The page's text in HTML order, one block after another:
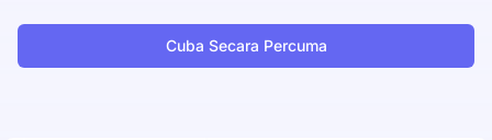
Cuba Secara Percuma